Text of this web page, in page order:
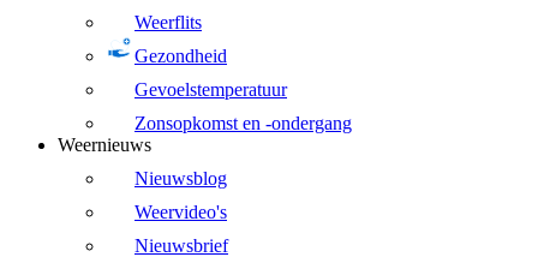
Weerflits
Gezondheid
Gevoelstemperatuur
Zonsopkomst en -ondergang
Weernieuws
Nieuwsblog
Weervideo's
Nieuwsbrief